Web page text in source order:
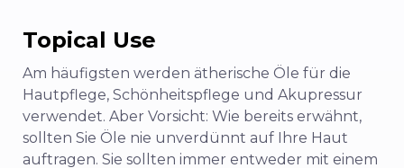
Topical Use
Am häufigsten werden ätherische Öle für die
Hautpflege, Schönheitspflege und Akupressur
verwendet. Aber Vorsicht: Wie bereits erwähnt,
sollten Sie Öle nie unverdünnt auf Ihre Haut
auftragen. Sie sollten immer entweder mit einem